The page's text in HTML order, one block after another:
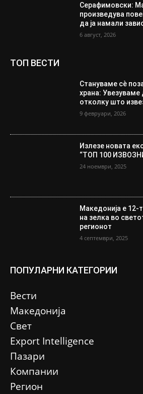
Серафимовски:
произведува
да ја намали
6 август, 2026
ТОП ВЕСТИ
Стануваме сè
храна: Увезуваме
отколку што
9 февруари, 2026
Излезе новата
“ТОП 100
24 ноември, 2025
Македонија е 12-
на зелка во
регионот
4 септември, 2025
ПОПУЛАРНИ КАТЕГОРИИ
Вести
Македонија
Свет
Еxport Intelligence
Пазари
Компании
Регион